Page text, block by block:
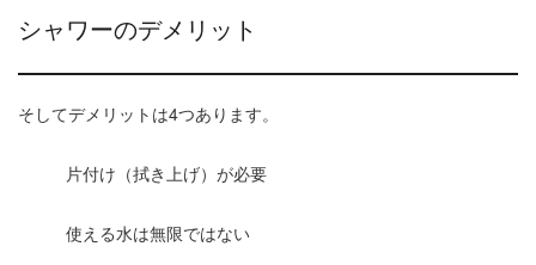
シャワーのデメリット
そしてデメリットは4つあります。
片付け（拭き上げ）が必要
使える水は無限ではない